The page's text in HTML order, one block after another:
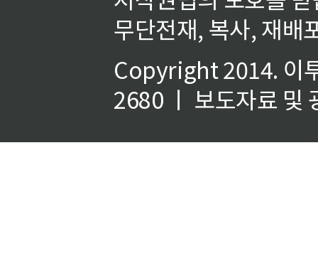
무단전재, 복사, 재배
Copyright 2014. 이
2680 ㅣ 보도자료